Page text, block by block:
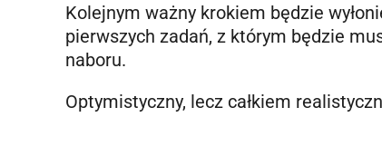
Kolejnym ważny krokiem będzie
pierwszych zadań, z którym będzie
naboru.
Optymistyczny, lecz całkiem